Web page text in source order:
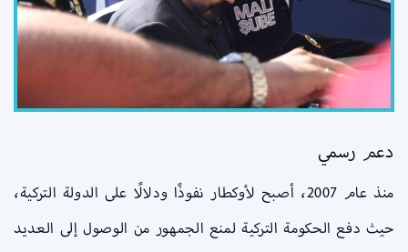
دعم رسمي
منذ عام 2007، أصبح لأوكطار نفوذًا ودلالًا على الدولة التركية،
حيث دفع الحكومة التركية لمنع الجمهور من الوصول إلى العديد